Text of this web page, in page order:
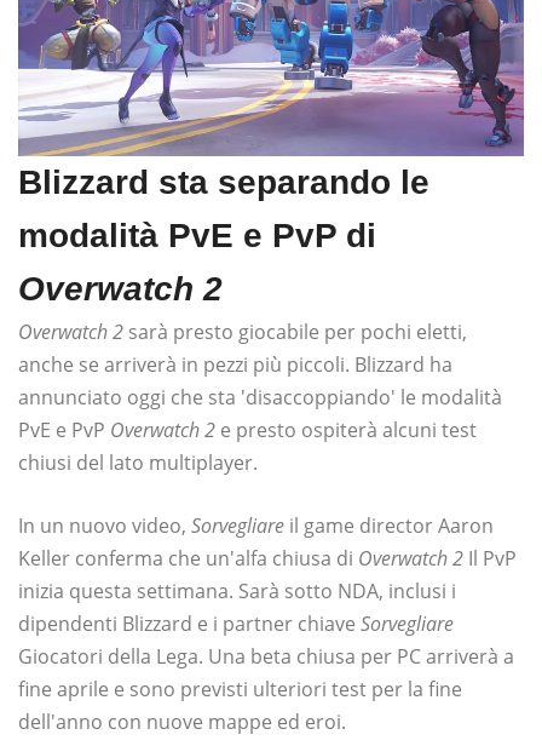
Blizzard sta separando le
modalità PvE e PvP di
Overwatch 2
Overwatch 2 sarà presto giocabile per pochi eletti,
anche se arriverà in pezzi più piccoli. Blizzard ha
annunciato oggi che sta 'disaccoppiando' le modalità
PvE e PvP Overwatch 2 e presto ospiterà alcuni test
chiusi del lato multiplayer.
In un nuovo video, Sorvegliare il game director Aaron
Keller conferma che un'alfa chiusa di Overwatch 2 Il PvP
inizia questa settimana. Sarà sotto NDA, inclusi i
dipendenti Blizzard e i partner chiave Sorvegliare
Giocatori della Lega. Una beta chiusa per PC arriverà a
fine aprile e sono previsti ulteriori test per la fine
dell'anno con nuove mappe ed eroi.